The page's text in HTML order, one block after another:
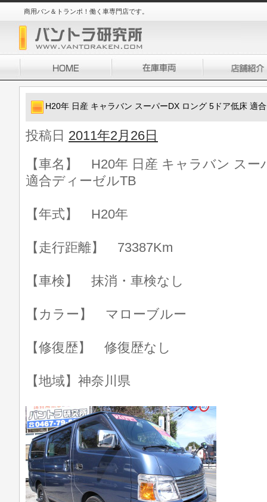
商用バン＆トランポ！働く車専門店です。
H20年 日産 キャラバン スーパーDX ロング 5ドア低床 適
投稿日 2011年2月26日
【車名】 H20年 日産 キャラバン スー
適合ディーゼルTB
【年式】 H20年
【走行距離】 73387Km
【車検】 抹消・車検なし
【カラー】 マローブルー
【修復歴】 修復歴なし
【地域】神奈川県